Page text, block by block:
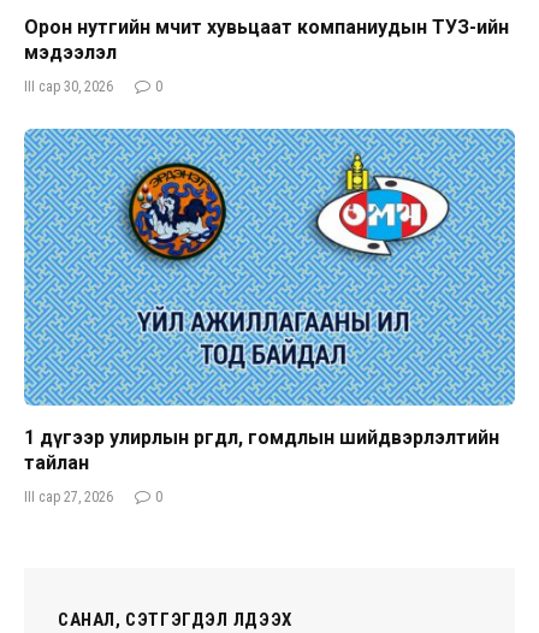
Орон нутгийн өмчит хувьцаат компаниудын ТУЗ-ийн
мэдээлэл
III сар 30, 2026 0
1 дүгээр улирлын өргөдөл, гомдлын шийдвэрлэлтийн
тайлан
III сар 27, 2026 0
САНАЛ, СЭТГЭГДЭЛ ҮЛДЭЭХ